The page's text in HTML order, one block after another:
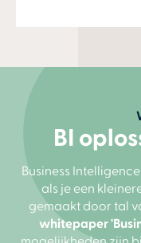
BI
Business
als je een
gemaakt door tal
whitepaper